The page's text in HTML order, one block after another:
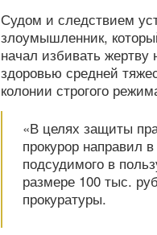
Судом и следствием
злоумышленник,
начал избивать
здоровью средней
колонии строгого
«В целях защиты
прокурор направил
подсудимого в
размере 100 тыс.
прокуратуры.